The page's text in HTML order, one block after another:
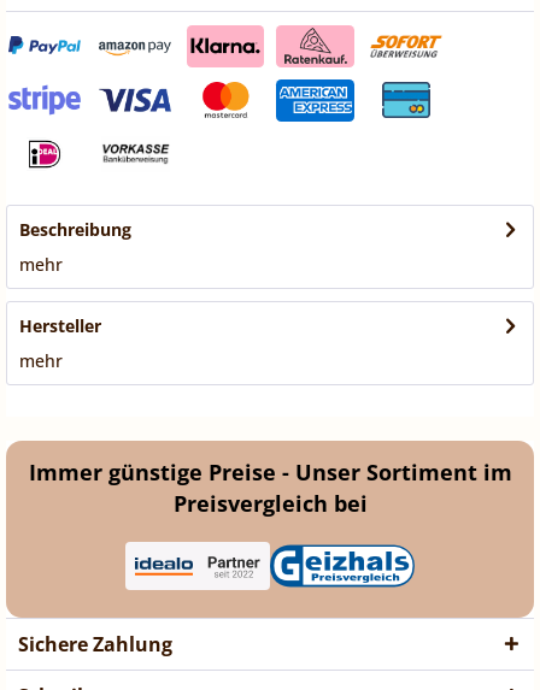
Beschreibung
mehr
Hersteller
mehr
Immer günstige Preise - Unser Sortiment im
Preisvergleich bei
Sichere Zahlung